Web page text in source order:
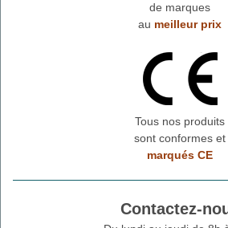
de marques
au meilleur prix
Tous nos produits
sont conformes et
marqués CE
Contactez-